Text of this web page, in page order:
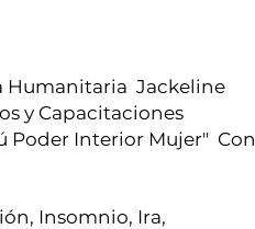
Humanitaria Jackeline
y Capacitaciones
Poder Interior Mujer" Con
Insomnio, Ira,